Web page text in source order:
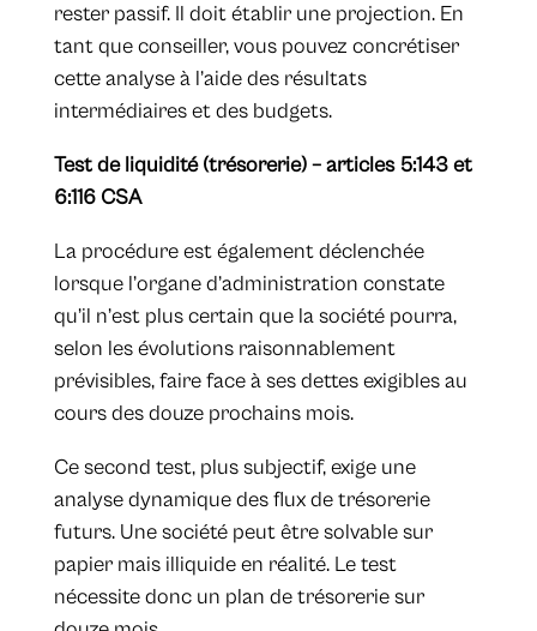
rester passif. Il doit établir une projection. En
tant que conseiller, vous pouvez concrétiser
cette analyse à l’aide des résultats
intermédiaires et des budgets.
Test de liquidité (trésorerie) – articles 5:143 et
6:116 CSA
La procédure est également déclenchée
lorsque l’organe d’administration constate
qu’il n’est plus certain que la société pourra,
selon les évolutions raisonnablement
prévisibles, faire face à ses dettes exigibles au
cours des douze prochains mois.
Ce second test, plus subjectif, exige une
analyse dynamique des flux de trésorerie
futurs. Une société peut être solvable sur
papier mais illiquide en réalité. Le test
nécessite donc un plan de trésorerie sur